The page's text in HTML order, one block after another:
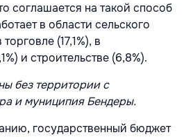
соглашается на такой способ
в области сельского
(17,1%), в
и строительстве (6,8%).
без территории c
и муниципия Бендеры.
государственный бюджет